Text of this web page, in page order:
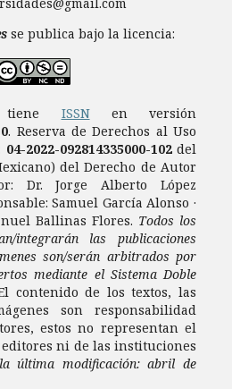
se publica bajo la licencia:
ISSNen versión
. Reserva de Derechos al Uso
04-2022-092814335000-102del
del Derecho de Autor
Dr. Jorge Alberto López
Samuel García Alonso ·
Ballinas Flores. Todos los
integrarán las publicaciones
son/serán arbitrados por
mediante el Sistema Doble
contenido de los textos, las
son responsabilidad
estos no representan el
ni de las instituciones
última modificación: abril de